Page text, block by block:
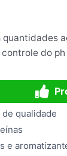
quantidades
do
qualidade
e